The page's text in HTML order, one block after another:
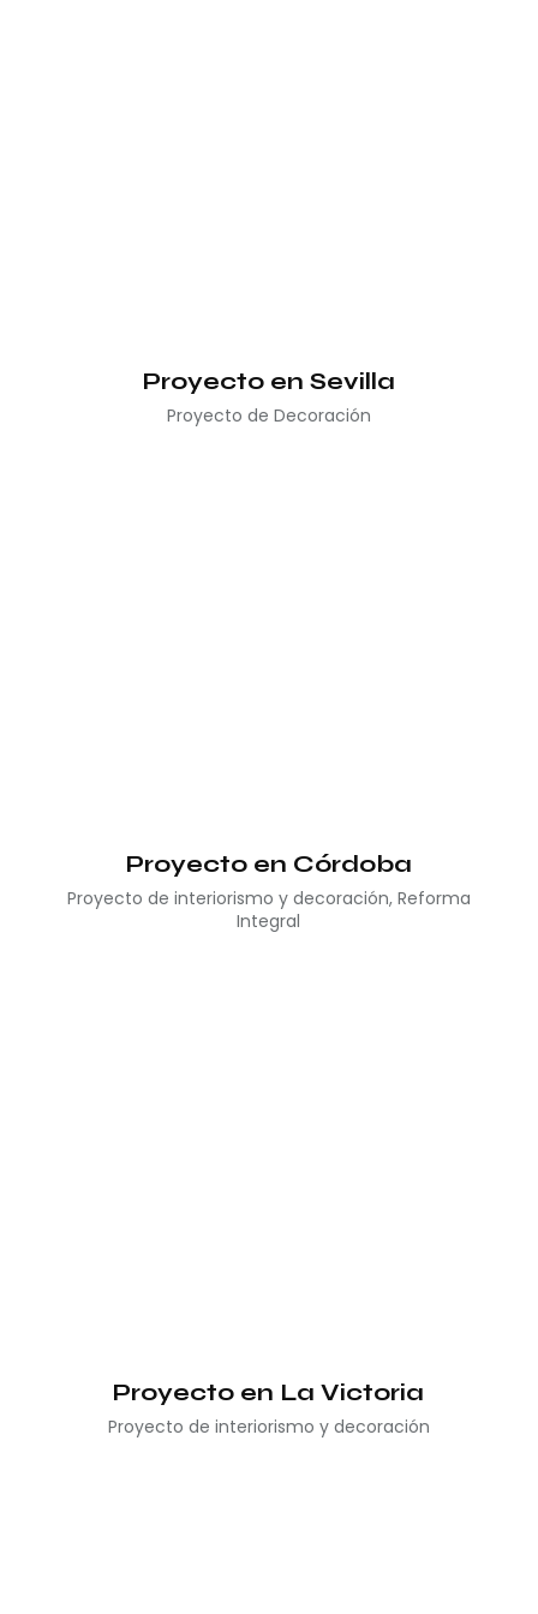
Proyecto en Sevilla
Proyecto de Decoración
Proyecto en Córdoba
Proyecto de interiorismo y decoración, Reforma
Integral
Proyecto en La Victoria
Proyecto de interiorismo y decoración